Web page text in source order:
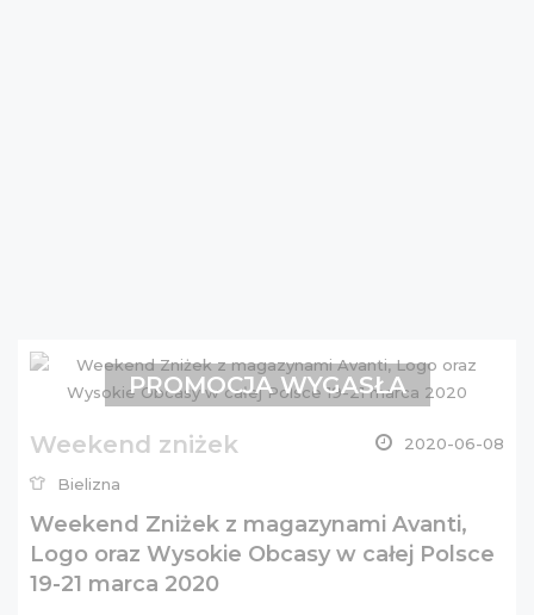
Weekend zniżek 2020-06-08
Bielizna
Weekend Zniżek z magazynami Avanti,
Logo oraz Wysokie Obcasy w całej Polsce
19-21 marca 2020
PROMOCJA WYGASŁA